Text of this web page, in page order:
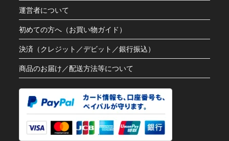
運営者について
初めての方へ（お買い物ガイド）
決済（クレジット／デビット／銀行振込）
商品のお届け／配送方法等について